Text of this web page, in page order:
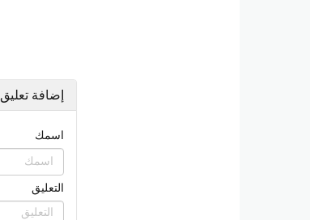
إضافة تعليق
اسمك
التعليق